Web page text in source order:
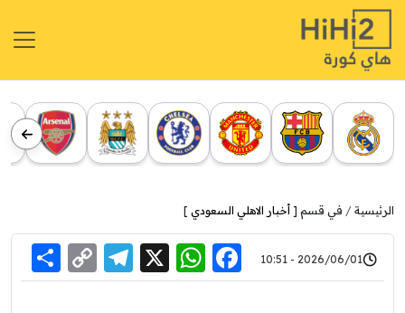
الرئيسية في قسم [ أخبار الاهلي السعودي ]
2026/06/01 - 10:51
Facebook
WhatsApp
X
Link